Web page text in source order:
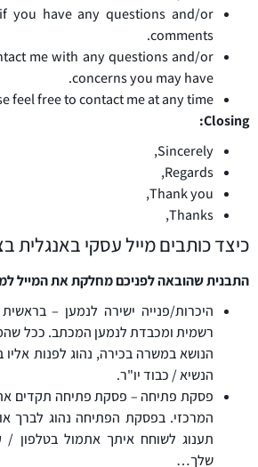
you have any questions and/or
comments.
me with any questions and/or
concerns you may have.
feel free to contact me at any time.
Closing:
Sincerely,
Regards,
Thank you,
Thanks,
כיצד כותבים מייל עסקי באנגלית
התבנית שהובאה לפניכם מחלקת את המייל
היכרות/פנייה ישירה לנמען –
רשמית ומכבדת לנמען המכתב. ככל
הנושא במשרה בכירה, נהוג לפנות
הנשיא / כבוד יו"ר.
פסקת פתיחה – פסקת פתיחה תקדים את
המרכזי. בפסקת הפתיחה נהוג לברך
תענוג לשוחח איתך אתמול בטלפון /
שלך…